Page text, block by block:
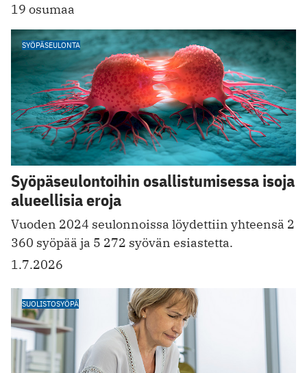
19 osumaa
SYÖPÄSEULONTA
Syöpäseulontoihin osallistumisessa isoja
alueellisia eroja
Vuoden 2024 seulonnoissa löydettiin yhteensä 2
360 syöpää ja 5 272 syövän esiastetta.
1.7.2026
SUOLISTOSYÖPÄ